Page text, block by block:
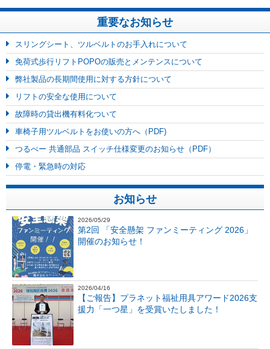
重要なお知らせ
スリングシート、ツルベルトのお手入れについて
免荷式歩行リフトPOPOの販売とメンテンスについて
弊社製品の長期間使用に対する方針について
リフトの安全な使用について
故障時の貸出機有料化ついて
車椅子用ツルベルトをお使いの方へ（PDF)
つるべー 共通部品 スイッチ仕様変更のお知らせ（PDF）
停電・緊急時の対応
お知らせ
2026/05/29
第2回 「安全懸架 ファンミーティング 2026」
開催のお知らせ！
2026/04/16
【ご報告】プラネット福祉用具アワード2026支
援力「一つ星」を受賞いたしました！